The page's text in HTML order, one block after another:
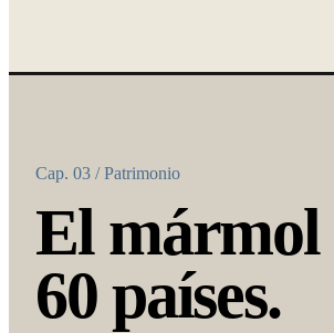
Cap. 03 / Patrimonio
El
60 países.